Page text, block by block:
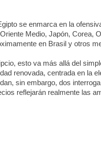
se enmarca en la
Medio, Japón, Corea,
en Brasil y otros
esto va más allá del
renovada, centrada en la
sin embargo, dos
reflejarán realmente las